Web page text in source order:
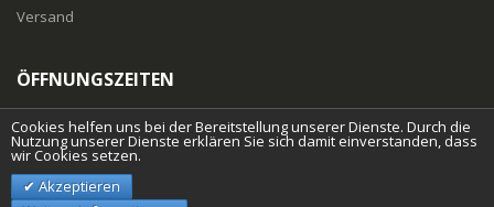
Versand
ÖFFNUNGSZEITEN
© islandpferdeshop.at
Cookies helfen uns bei der Bereitstellung unserer Dienste. Durch die
Nutzung unserer Dienste erklären Sie sich damit einverstanden, dass
wir Cookies setzen.
Akzeptieren